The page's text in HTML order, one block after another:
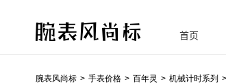
首页
腕表风尚标 手表价格 百年灵 机械计时系列